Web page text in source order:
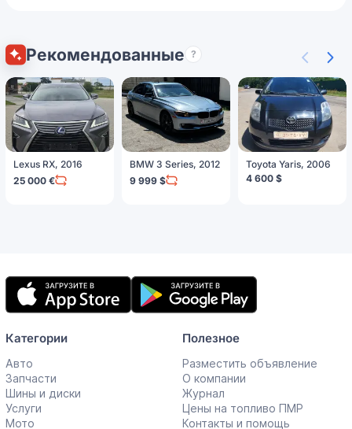
Рекомендованные ?
Lexus RX, 2016
25 000 €
BMW 3 Series, 2012
9 999 $
Toyota Yaris, 2006
4 600 $
Мобильное
приложение
Категории
Авто
Запчасти
Шины и диски
Услуги
Мото
Полезное
Разместить объявление
О компании
Журнал
Цены на топливо ПМР
Контакты и помощь